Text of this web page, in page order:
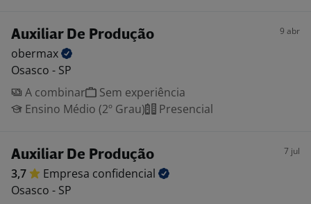
Auxiliar De Produção 9 abr
obermax
Osasco - SP
A combinar
Sem experiência
Ensino Médio (2º Grau)
Presencial
Auxiliar De Produção 7 jul
3,7 Empresa confidencial
Osasco - SP